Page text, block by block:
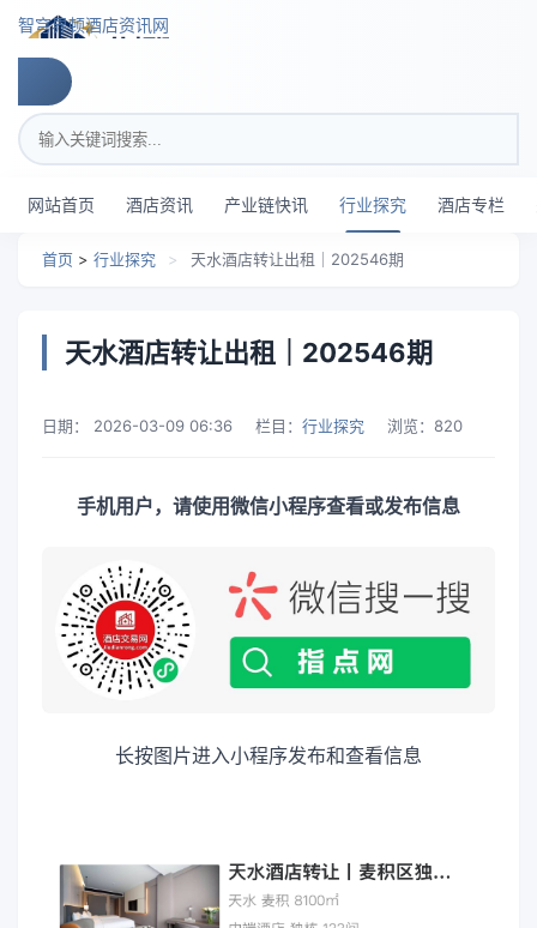
跳转到主要内容
智穹界顿酒店资讯网
搜索关键词
网站首页 酒店资讯 产业链快讯 行业探究 酒店专栏
首页 > 行业探究 > 天水酒店转让出租｜202546期
天水酒店转让出租｜202546期
日期： 2026-03-09 06:36 栏目： 行业探究 浏览： 820
手机用户，请使用微信小程序查看或发布信息
长按图片进入小程序发布和查看信息